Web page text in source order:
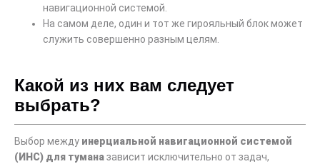
навигационной системой.
На самом деле, один и тот же гирояльный блок может
служить совершенно разным целям.
Какой из них вам следует
выбрать?
Выбор между инерциальной навигационной системой
(ИНС) для туманазависит исключительно от задач,